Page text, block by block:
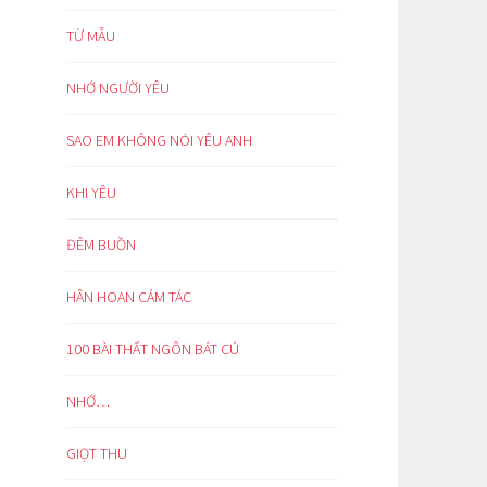
TỪ MẪU
NHỚ NGƯỜI YÊU
SAO EM KHÔNG NÓI YÊU ANH
KHI YÊU
ĐÊM BUỒN
HÂN HOAN CẢM TÁC
100 BÀI THẤT NGÔN BÁT CÚ
NHỚ…
GIỌT THU